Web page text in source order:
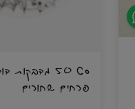
סט 50
פרחים שחורים